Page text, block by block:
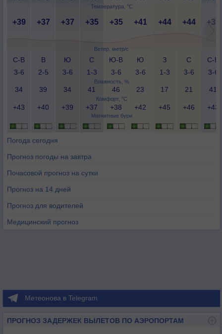
Температура, °C
Ветер, метр/с
Влажность, %
Комфорт, °C
Магнитные бури
+39 +37 +37 +35 +35 +41 +44 +44 +37
С-В
3-6
В
2-5
Ю
3-6
С
1-3
Ю-В
3-6
Ю
3-6
З
1-3
С
3-6
С-В
3-6
34 39 34 41 46 23 17 21 41
+43 +40 +39 +37 +38 +42 +45 +46 +43
Погода сегодня
Прогноз погоды на завтра
Почасовой прогноз на сутки
Прогноз на 14 дней
Прогноз для водителей
Медицинский прогноз
Метеонова в Telegram
ПРОГНОЗ ЗАДЕРЖЕК ВЫЛЕТОВ ПО АЭРОПОРТАМ